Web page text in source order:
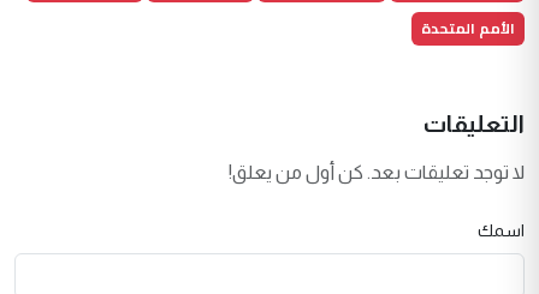
الأمم المتحدة
التعليقات
لا توجد تعليقات بعد. كن أول من يعلق!
اسمك